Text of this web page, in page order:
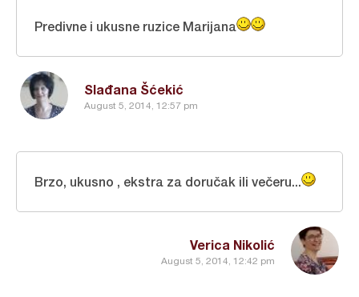
Slađana Šćekić
August 5, 2014, 12:57 pm
Predivne i ukusne ruzice Marijana
Verica Nikolić
August 5, 2014, 12:42 pm
Brzo, ukusno , ekstra za doručak ili večeru...